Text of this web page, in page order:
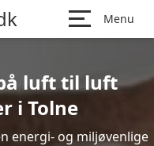
Menu
luft til luft
i Tolne
energi- og miljøvenlige